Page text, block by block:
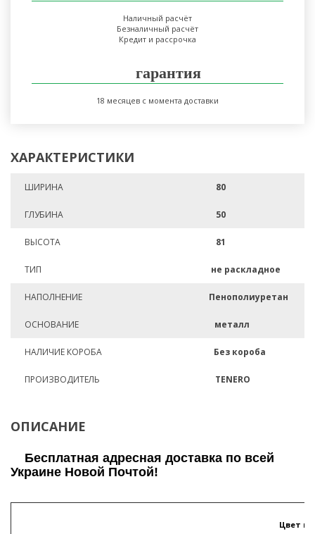
Наличный расчёт
Безналичный расчёт
Кредит и рассрочка
гарантия
18 месяцев с момента доставки
ХАРАКТЕРИСТИКИ
ШИРИНА 80
ГЛУБИНА 50
ВЫСОТА 81
ТИП не раскладное
НАПОЛНЕНИЕ Пенополиуретан
ОСНОВАНИЕ металл
НАЛИЧИЕ КОРОБА Без короба
ПРОИЗВОДИТЕЛЬ TENERO
ОПИСАНИЕ
Бесплатная адресная доставка по всей
Украине Новой Почтой!
Цвет